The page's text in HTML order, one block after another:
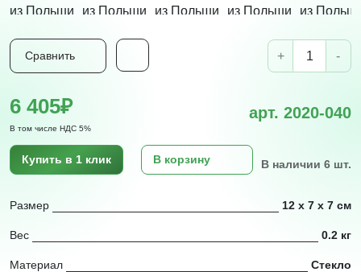
Сравнить + -
6 405₽
В том числе НДС 5%
арт. 2020-040
Купить в 1 клик В корзину В наличии 6 шт.
Размер 12 х 7 х 7 см
Вес 0.2 кг
Материал Стекло